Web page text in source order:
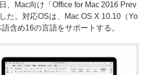
、Mac向け「Office for Mac 2016 Prev
た。対応OSは、Mac OS X 10.10（Yo
含め16の言語をサポートする。